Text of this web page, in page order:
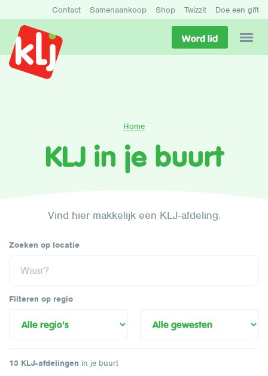
Contact Samenaankoop Shop Twizzit Doe een gift
Word lid
Home
KLJ in je buurt
Vind hier makkelijk een KLJ-afdeling.
Zoeken op locatie
Filteren op regio
13 KLJ-afdelingen in je buurt